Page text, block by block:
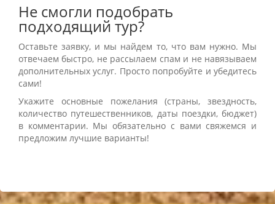
Не смогли подобрать
подходящий тур?
Оставьте заявку, и мы найдем то, что вам нужно. Мы
отвечаем быстро, не рассылаем спам и не навязываем
дополнительных услуг. Просто попробуйте и убедитесь
сами!
Укажите основные пожелания (страны, звездность,
количество путешественников, даты поездки, бюджет)
в комментарии. Мы обязательно с вами свяжемся и
предложим лучшие варианты!